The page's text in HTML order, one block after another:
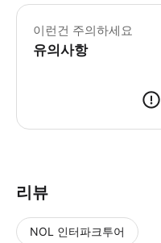
이런건 주의하세요
유의사항
리뷰
NOL 인터파크투어